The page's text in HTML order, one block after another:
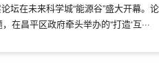
坛在未来科学城“能源谷”盛大开幕。
在昌平区政府牵头举办的“打造‘互···